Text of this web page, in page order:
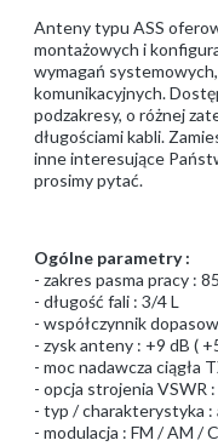
Anteny typu ASS
montażowych i
wymagań
komunikacyjnych.
podzakresy, o różnej
długościami kabli.
inne interesujące
prosimy pytać.
Ogólne parametry :
- zakres pasma pracy :
- długość fali : 3/4 L
- współczynnik
- zysk anteny : +9 dB (
- moc nadawcza ciągła
- opcja strojenia VSWR :
- typ / charakterystyka
- modulacja : FM / AM /